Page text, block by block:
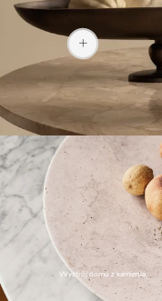
1190 zł
Wystrój domu z kamienia